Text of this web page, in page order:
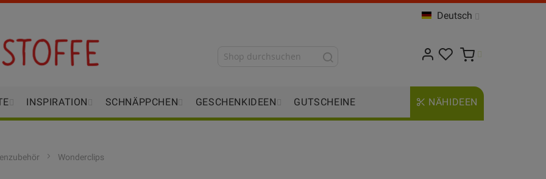
Deutsch
INSPIRATION SCHNÄPPCHEN GESCHENKIDEEN GUTSCHEINE NÄHIDEEN
Wonderclips